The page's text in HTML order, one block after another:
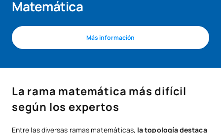
Matemática
Más información
La rama matemática más difícil
según los expertos
Entre las diversas ramas matemáticas, la topología destaca